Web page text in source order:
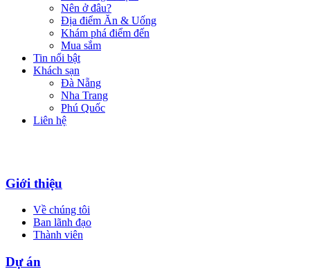
Nên ở đâu?
Địa điểm Ăn & Uống
Khám phá điểm đến
Mua sắm
Tin nổi bật
Khách sạn
Đà Nẵng
Nha Trang
Phú Quốc
Liên hệ
Giới thiệu
Về chúng tôi
Ban lãnh đạo
Thành viên
Dự án